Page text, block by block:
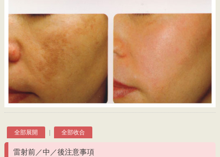
全部展開 全部收合
雷射前／中／後注意事項